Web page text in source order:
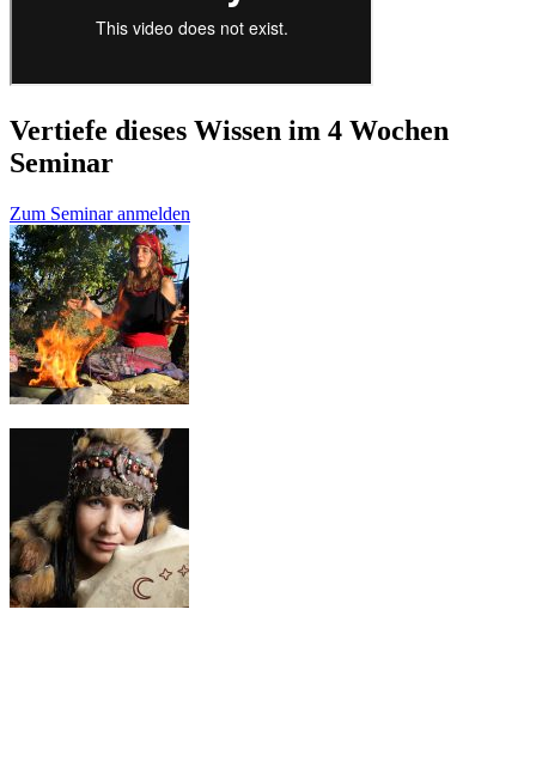
Vertiefe dieses Wissen im 4 Wochen
Seminar
Zum Seminar anmelden